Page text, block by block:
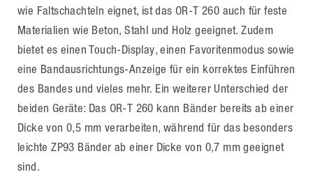
wie Faltschachteln eignet, ist das OR-T 260 auch für feste
Materialien wie Beton, Stahl und Holz geeignet. Zudem
bietet es einen Touch-Display, einen Favoritenmodus sowie
eine Bandausrichtungs-Anzeige für ein korrektes Einführen
des Bandes und vieles mehr. Ein weiterer Unterschied der
beiden Geräte: Das OR-T 260 kann Bänder bereits ab einer
Dicke von 0,5 mm verarbeiten, während für das besonders
leichte ZP93 Bänder ab einer Dicke von 0,7 mm geeignet
sind.